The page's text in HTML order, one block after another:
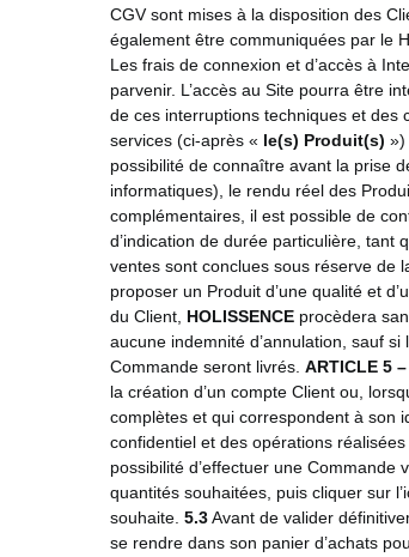
CGV sont mises à la disposition des
également être communiquées par le
Les frais de connexion et d’accès à
parvenir. L’accès au Site pourra être
de ces interruptions techniques et des
services (ci-après « le(s) Produit(s) »)
possibilité de connaître avant la prise
informatiques), le rendu réel des
complémentaires, il est possible de
d’indication de durée particulière, tant
ventes sont conclues sous réserve de
proposer un Produit d’une qualité et
du Client, HOLISSENCE procèdera
aucune indemnité d’annulation, sauf
Commande seront livrés. ARTICLE 5
la création d’un compte Client ou,
complètes et qui correspondent à son
confidentiel et des opérations réalisées
possibilité d’effectuer une
quantités souhaitées, puis cliquer sur
souhaite. 5.3Avant de valider
se rendre dans son panier d’achats